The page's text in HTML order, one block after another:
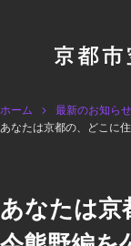
ホーム
最新のお知らせ
あなたは京都の、どこに
あなたは京